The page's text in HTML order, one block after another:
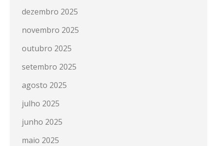
dezembro 2025
novembro 2025
outubro 2025
setembro 2025
agosto 2025
julho 2025
junho 2025
maio 2025